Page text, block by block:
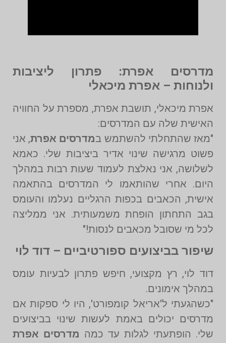
מדרסים אפרת: פתרון ליציבות
ולנוחות – אפרת מיכאלי
אפרת מיכאלי, תושבת אפרת, מספרת על החוויה
האישית שלה עם המדרסים:
"מאז שהתחלתי להשתמש במדרסים אפרת, אני
פשוט מרגישה שינוי אדיר ביציבות שלי. כאמא
לשלושה, אני נאלצת לעמוד שעות רבות במהלך
היום. אחרי שהותאמו לי המדרסים בהתאמה
אישית, הכאבים בכפות הרגליים נעלמו והעומס
בגב התחתון הופחת משמעותית. אני ממליצה
לכל מי שסובל מכאבים לנסות!"
שיפור בביצועים ספורטיביים – דוד לוי
דוד לוי, רץ מקצועי, חיפש פתרון לבעיות עומס
במהלך אימונים.
"כשהגעתי ל'אריאל קומפורט', היו לי ספקות אם
מדרסים יכולים באמת לעשות שינוי בביצועים
שלי. הופתעתי לגלות עד כמה מדרסים אפרת